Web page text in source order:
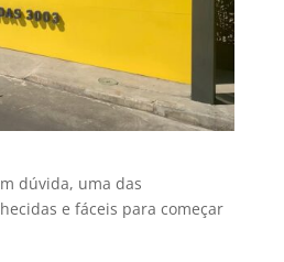
dúvida, uma das
e fáceis para começar